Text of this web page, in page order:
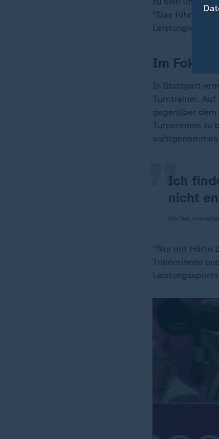
"Das führt
Leistungen
Im Fokus
In Stuttgart
Turntrainer.
gegenüber
Turnerinnen zu
Ich
nicht
„
"Nur mit Härte
Trainerinnen